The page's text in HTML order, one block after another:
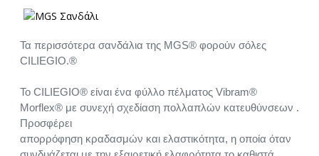
Τα περισσότερα σανδάλια της MGS® φορούν σόλες
CILIEGIO.®
Το CILIEGIO® είναι ένα φύλλο πέλματος Vibram®
Morflex® με συνεχή σχεδίαση πολλαπλών κατευθύνσεων .
Προσφέρει
απορρόφηση κραδασμών και ελαστικότητα, η οποία όταν